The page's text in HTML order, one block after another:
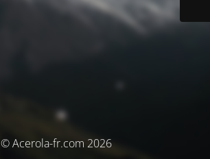
© Acerola-fr.com 2026